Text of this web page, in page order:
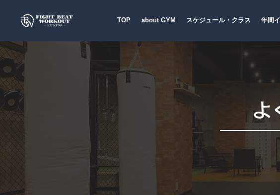
TOP about GYM スケジュール・クラス 年間
よ